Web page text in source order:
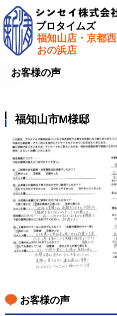
プロタイムズ
福知山店・京都
おの浜店
ホーム»お客様の声»福知
お客様の声
福知山市M様邸
お客様の声